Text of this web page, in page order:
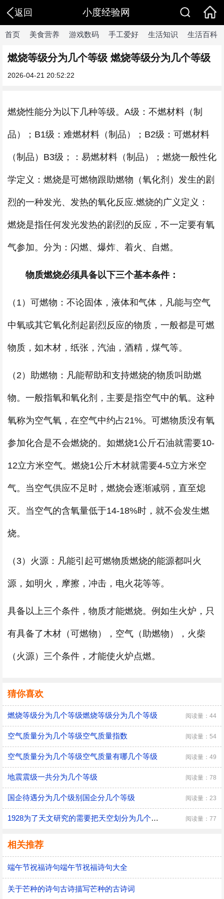
返回 小度经验网
首页 美食营养 游戏数码 手工爱好 生活知识 生活百科
燃烧等级分为几个等级 燃烧等级分为几个等级
2026-04-21 20:52:22
燃烧性能分为以下几种等级。A级：不燃材料（制
品）；B1级：难燃材料（制品）；B2级：可燃材料
（制品）B3级；：易燃材料（制品）；燃烧一般性化
学定义：燃烧是可燃物跟助燃物（氧化剂）发生的剧
烈的一种发光、发热的氧化反应.燃烧的广义定义：
燃烧是指任何发光发热的剧烈的反应，不一定要有氧
气参加。分为：闪燃、爆炸、着火、自燃。
物质燃烧必须具备以下三个基本条件：
（1）可燃物：不论固体，液体和气体，凡能与空气
中氧或其它氧化剂起剧烈反应的物质，一般都是可燃
物质，如木材，纸张，汽油，酒精，煤气等。
（2）助燃物：凡能帮助和支持燃烧的物质叫助燃
物。一般指氧和氧化剂，主要是指空气中的氧。这种
氧称为空气氧，在空气中约占21%。可燃物质没有氧
参加化合是不会燃烧的。如燃烧1公斤石油就需要10-
12立方米空气。燃烧1公斤木材就需要4-5立方米空
气。当空气供应不足时，燃烧会逐渐减弱，直至熄
灭。当空气的含氧量低于14-18%时，就不会发生燃
烧。
（3）火源：凡能引起可燃物质燃烧的能源都叫火
源，如明火，摩擦，冲击，电火花等等。
具备以上三个条件，物质才能燃烧。例如生火炉，只
有具备了木材（可燃物），空气（助燃物），火柴
（火源）三个条件，才能使火炉点燃。
猜你喜欢
燃烧等级分为几个等级燃烧等级分为几个等级 阅读量：44
空气质量分为几个等级空气质量指数 阅读量：54
空气质量分为几个等级空气质量有哪几个等级 阅读量：49
地震震级一共分为几个等级 阅读量：78
国企待遇分为几个级别国企分几个等级 阅读量：23
1928为了天文研究的需要把天空划分为几个星座区域以什么为分界 阅读量：77
相关推荐
端午节祝福诗句端午节祝福诗句大全
关于芒种的诗句古诗描写芒种的古诗词